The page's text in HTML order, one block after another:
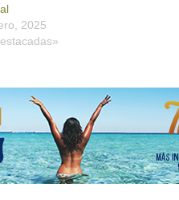
2025